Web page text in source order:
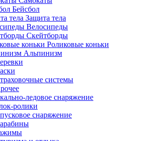
Бейсбол
Защита тела
Велосипеды
Скейтборды
Роликовые коньки
Альпинизм
системы
ледовое снаряжение
ролики
снаряжение